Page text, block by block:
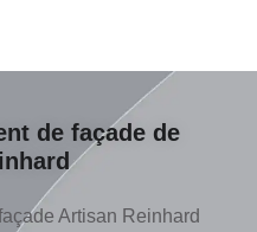
de façade de
Artisan Reinhard